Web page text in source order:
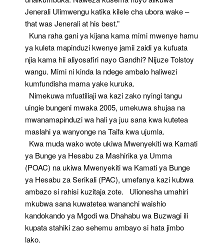
Jenerali Ulimwengu katika kilele cha ubora wake –
that was Jenerali at his best.”
Kuna raha gani ya kijana kama mimi mwenye hamu
ya kuleta mapinduzi kwenye jamii zaidi ya kufuata
njia kama hii aliyosafiri nayo Gandhi? Nijuze Tolstoy
wangu. Mimi ni kinda la ndege ambalo haliwezi
kumfundisha mama yake kuruka.
Nimekuwa mfuatiliaji wa kazi zako nyingi tangu
uingie bungeni mwaka 2005, umekuwa shujaa na
mwanamapinduzi wa hali ya juu sana kwa kutetea
maslahi ya wanyonge na Taifa kwa ujumla.
Kwa muda wako wote ukiwa Mwenyekiti wa Kamati
ya Bunge ya Hesabu za Mashirika ya Umma
(POAC) na ukiwa Mwenyekiti wa Kamati ya Bunge
ya Hesabu za Serikali (PAC), umefanya kazi kubwa
ambazo si rahisi kuzitaja zote. Ulionesha umahiri
mkubwa sana kuwatetea wananchi waishio
kandokando ya Mgodi wa Dhahabu wa Buzwagi ili
kupata stahiki zao sehemu ambayo si hata jimbo
lako.